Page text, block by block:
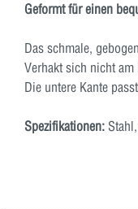
Geformt für einen
Das schmale,
Verhakt sich nicht
Die untere Kante
Spezifikationen: